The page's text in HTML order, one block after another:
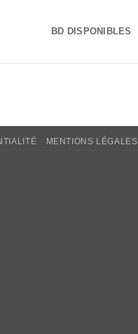
BD DISPONIBLES
MENTIONS LÉGALES